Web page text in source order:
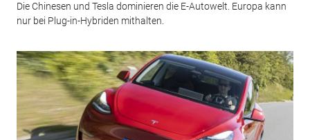
Die Chinesen und Tesla dominieren die E-Autowelt. Europa kann
nur bei Plug-in-Hybriden mithalten.